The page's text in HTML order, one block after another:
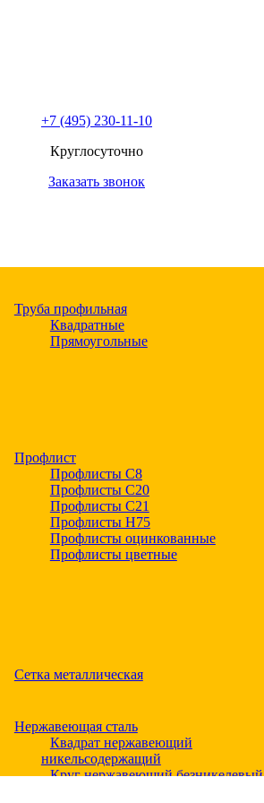
+7 (495) 230-11-10
Круглосуточно
Заказать звонок
Труба профильная
Квадратные
Прямоугольные
Профлист
Профлисты С8
Профлисты С20
Профлисты C21
Профлисты Н75
Профлисты оцинкованные
Профлисты цветные
Сетка металлическая
Нержавеющая сталь
Квадрат нержавеющий
никельсодержащий
Круг нержавеющий безникелевый